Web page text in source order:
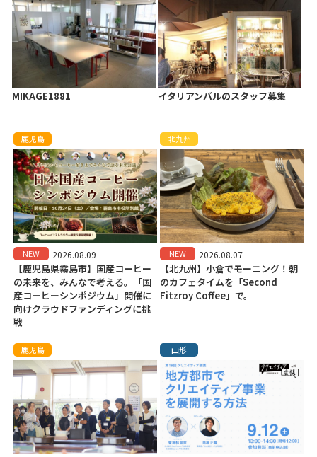
MIKAGE1881 イタリアンバルのスタッフ募集
鹿児島
NEW 2026.08.09
【鹿児島県霧島市】国産コーヒー
の未来を、みんなで考える。「国
産コーヒーシンポジウム」開催に
向けクラウドファンディングに挑
戦
北九州
NEW 2026.08.07
【北九州】小倉でモーニング！朝
のカフェタイムを「Second
Fitzroy Coffee」で。
鹿児島 山形